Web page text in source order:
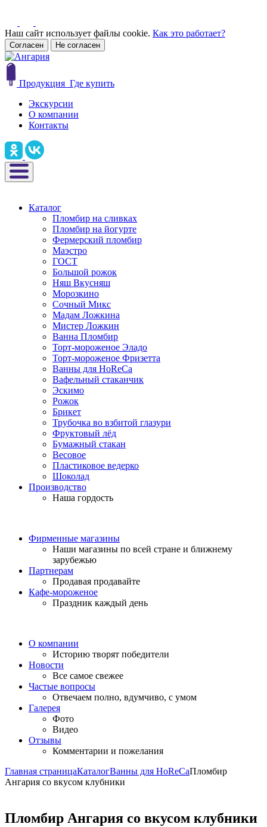
Наш сайт использует файлы cookie. Как это работает?
Согласен Не согласен
Продукция Где купить
Экскурсии
О компании
Контакты
Каталог
Пломбир на сливках
Пломбир на йогурте
Фермерский пломбир
Маэстро
ГОСТ
Большой рожок
Няш Вкусняш
Морозкино
Сочный Микс
Мадам Ложкина
Мистер Ложкин
Ванна Пломбир
Торт-мороженое Эладо
Торт-мороженое Фризетта
Ванны для HoReCa
Вафельный стаканчик
Эскимо
Рожок
Брикет
Трубочка во взбитой глазури
Фруктовый лёд
Бумажный стакан
Весовое
Пластиковое ведерко
Шоколад
Производство
Наша гордость
Фирменные магазины
Наши магазины по всей стране и ближнему
зарубежью
Партнерам
Продавая продавайте
Кафе-мороженое
Праздник каждый день
О компании
Историю творят победители
Новости
Все самое свежее
Частые вопросы
Отвечаем полно, вдумчиво, с умом
Галерея
Фото
Видео
Отзывы
Комментарии и пожелания
Главная страницаКаталогВанны для HoReCaПломбир
Ангария со вкусом клубники
Пломбир Ангария со вкусом клубники